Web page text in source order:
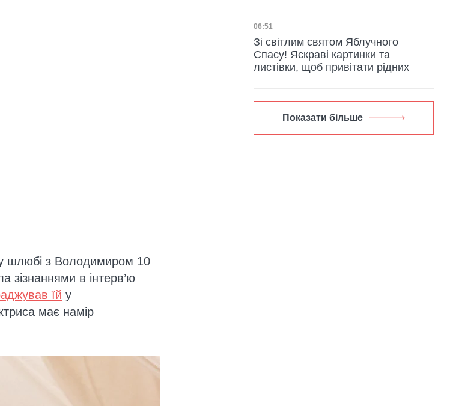
шлюбі з Володимиром 10
зізнаннями в інтерв’ю
їй у
має намір
Дата публікації
06:51
Зі світлим святом Яблучного
Спасу! Яскраві картинки та
листівки, щоб привітати рідних
Показати більше